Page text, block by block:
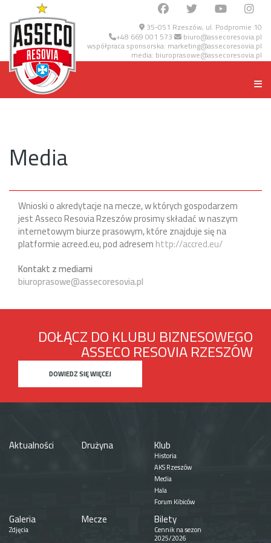
35-051 Rzeszów, ul. Podpromie 10
+48 669 001 573 biuro@assecoresovia.pl
współpraca sponsorska: marketing@assecoresovia.pl
media: biuroprasowe@assecoresovia.pl
Media
Wnioski o akredytacje na mecze, w których gospodarzem
jest Asseco Resovia Rzeszów prosimy składać w naszym
internetowym biurze prasowym, które znajduje się na
platformie acreed.eu, pod adresemhttp://accred.eu/
Kontakt z mediami
biuroprasowe@assecoresovia.pl
DOŁĄCZ DO KLUBU BIZNESOWEGO
ASSECO RESOVIA RZESZÓW
DOWIEDZ SIĘ WIĘCEJ
Aktualności Drużyna Klub
Historia
AKS Rzeszów
Media
Hala
Forum Kibiców
Galeria
Zdjęcia
Mecze Bilety
Cennik na sezon
2025/2026